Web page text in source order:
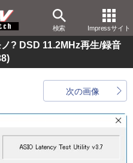
検索 Impressサイト
? DSD 11.2MHz再生/録音
次の画像